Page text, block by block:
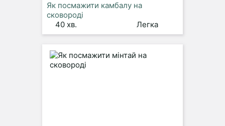
Як посмажити камбалу на
сковороді
40 хв.
Легка